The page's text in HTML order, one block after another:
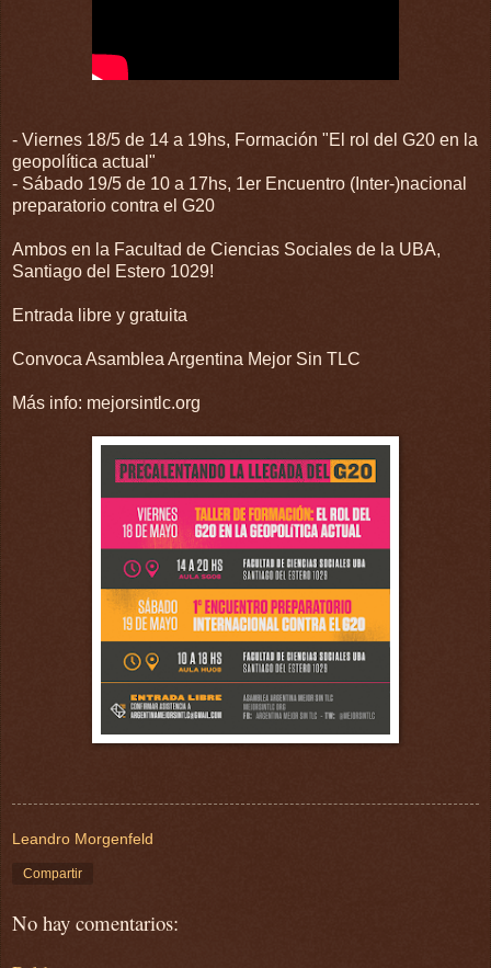
- Viernes 18/5 de 14 a 19hs, Formación "El rol del G20 en la
geopolítica actual"
- Sábado 19/5 de 10 a 17hs, 1er Encuentro (Inter-)nacional
preparatorio contra el G20
Ambos en la Facultad de Ciencias Sociales de la UBA,
Santiago del Estero 1029!
Entrada libre y gratuita
Convoca Asamblea Argentina Mejor Sin TLC
Más info: mejorsintlc.org
Leandro Morgenfeld
Compartir
No hay comentarios: